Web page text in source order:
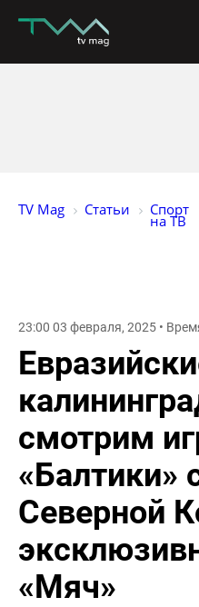
TV Mag Статьи Спорт
на ТВ
23:00 03 февраля, 2025 •
смотрим
«Балтики»
Северной
«Мяч»